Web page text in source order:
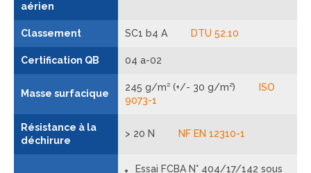
aérien
Classement SC1 b4 A DTU 52.10
Certification QB 04 a-02
Masse surfacique
245 g/m² (+/- 30 g/m²)
ISO
9073-1
Résistance à la
déchirure
> 20 N NF EN 12310-1
Essai FCBA N° 404/17/142 sous